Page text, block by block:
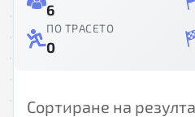
6
ПО ТРАСЕТО
0
Сортиране на